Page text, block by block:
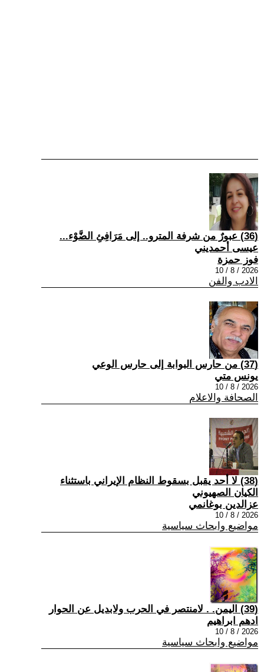
(36) عبورٌ من شرفة المترو.. إلى مَرَافِئِ الضَّوْء...
عيسى أحمديني
فوز حمزة
2026 / 8 / 10
الادب والفن
(37) من حارس البوابة إلى حارس الوعي
يونس متي
2026 / 8 / 10
الصحافة والاعلام
(38) لا أحد يقبل بسقوط النظام الإيراني باستثناء
الكيان الصهيوني
عزالدين بوغانمي
2026 / 8 / 10
مواضيع وابحاث سياسية
(39) اليمن. . لامنتصر في الحرب ولابديل عن الحوار
ادهم ابراهيم
2026 / 8 / 10
مواضيع وابحاث سياسية